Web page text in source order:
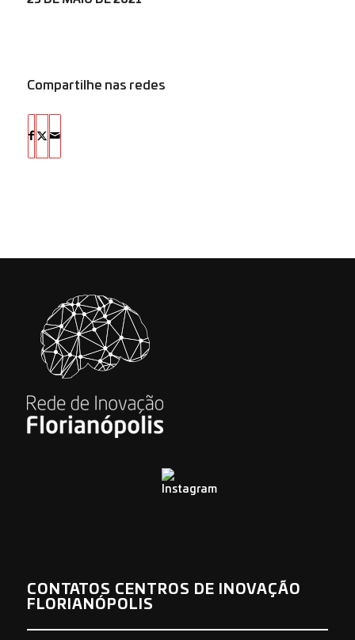
Compartilhe nas redes
CONTATOS CENTROS DE INOVAÇÃO
FLORIANÓPOLIS